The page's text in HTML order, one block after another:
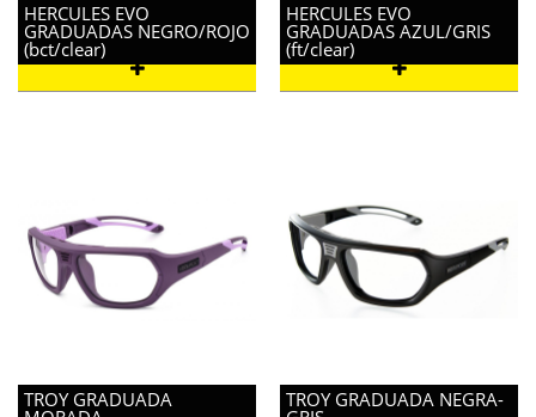
HERCULES EVO
GRADUADAS NEGRO/ROJO
(bct/clear)
HERCULES EVO
GRADUADAS AZUL/GRIS
(ft/clear)
TROY GRADUADA TROY GRADUADA NEGRA-